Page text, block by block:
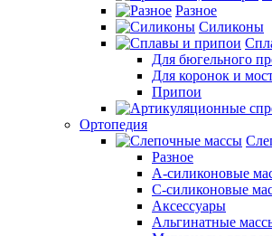
Разное
Силиконы
Для бюгельного
Для коронок и
Припои
Ортопедия
Разное
А-силиконовые
С-силиконовые
Аксессуары
Альгинатные